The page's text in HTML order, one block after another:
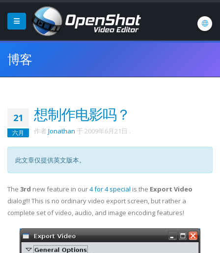
博客
21
六月
想制作电影吗？
作者 Jonathan 于 2009年6月21日 .
此文章仅提供英文版本。
The 3rd new feature in our4 for 4 special is the Export Video
dialog!!! This is no ordinary video export screen, but rather a
complete set of video, audio, and image encoding features!